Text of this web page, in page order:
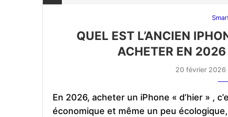
QUEL EST L’ANCIEN
ACHETER EN 2026
20 février 2026
En 2026, acheter un iPhone « d’hier » ,
économique et même un peu